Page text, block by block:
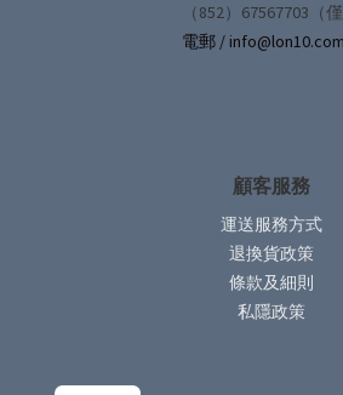
（852）67567703（僅
電郵 /
顧客服務
運送服務方式
退換貨政策
條款及細則
私隱政策